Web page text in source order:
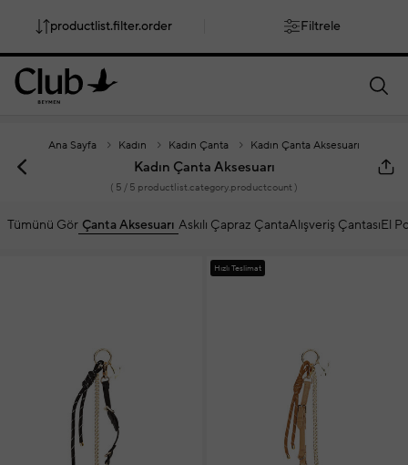
smartbanner.popup.text smartbanner.popup.buttontext
Ana Sayfa Kadın Kadın Çanta Kadın Çanta Aksesuarı
Kadın Çanta Aksesuarı
( 5 / 5 productlist.category.productcount )
Askılı Çapraz ÇantaAlışveriş ÇantasıEl
Çanta Aksesuarı
Tümünü Gör
productlist.filter.order Filtrele
Hızlı Teslimat